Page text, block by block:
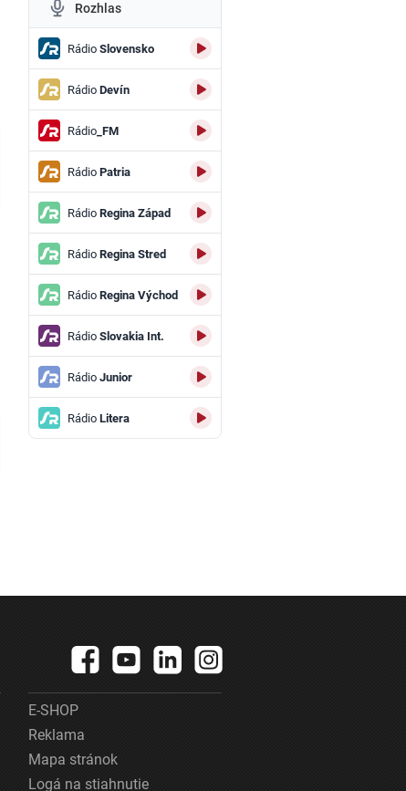
Rozhlas
RádioSlovensko
RádioDevín
Rádio_FM
RádioPatria
RádioRegina Západ
RádioRegina Stred
RádioRegina Východ
RádioSlovakia Int.
RádioJunior
RádioLitera
E-SHOP
Reklama
Mapa stránok
Logá na stiahnutie